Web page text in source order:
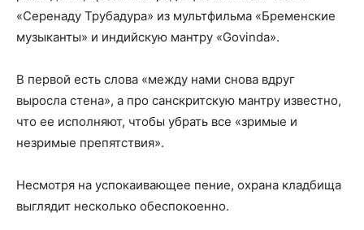
«Серенаду Трубадура» из мультфильма «Бременские
музыканты» и индийскую мантру «Govinda».
В первой есть слова «между нами снова вдруг
выросла стена», а про санскритскую мантру известно,
что ее исполняют, чтобы убрать все «зримые и
незримые препятствия».
Несмотря на успокаивающее пение, охрана кладбища
выглядит несколько обеспокоенно.